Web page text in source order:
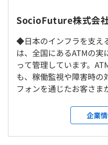
推奨資格を取得した場合の
◆研修制度
金融業界の経験や知識がな
だけるよう、社内の各種研
研修で現場のルールや必要
OJTを通じて、お仕事のや
タイバンコク（コンタクト
カルタ（ATM運用会社）
はありますが、
開発部門は現在東京の拠点
ため転勤の可能性は現状低
就業場所の変更範囲
東京都港区台場二丁目3番2
会社の定める拠点
（※ 想定年収 は年収提示額を
9:00〜17:30（実働7.75時
※リリース業務等で一時的
休憩時間：45分※昼食時間
SocioFuture株式会
◆日本のインフラを支え
は、全国にあるATMの
って管理しています。
も、稼働監視や障害時の
フォンを通じたお客さま
先にある人々の生活をも
国内すべてのメガバンク
の当社でなら、安心して
企業